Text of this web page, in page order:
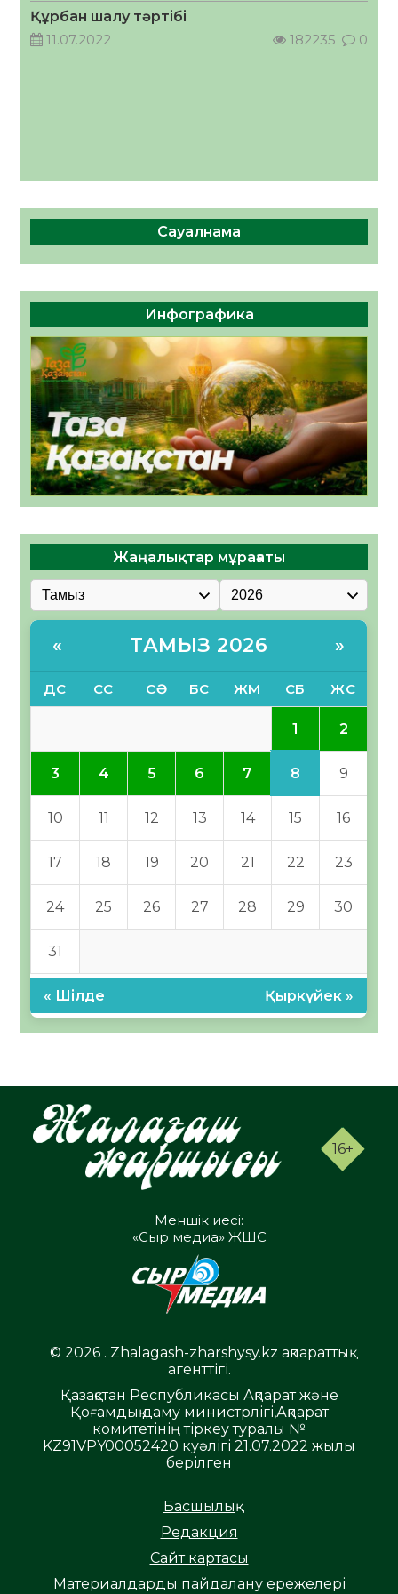
05.08.2026
42 0
Құрбан шалу тәртібі
11.07.2022
182235 0
Сауалнама
Инфографика
Жаңалықтар мұрағаты
« ТАМЫЗ 2026 »
ДС СС СӘ БС ЖМ СБ ЖС
1 2
3 4 5 6 7 8 9
10 11 12 13 14 15 16
17 18 19 20 21 22 23
24 25 26 27 28 29 30
31
« Шілде Қыркүйек »
16+
Меншік иесі:
«Сыр медиа» ЖШС
© 2026 . Zhalagash-zharshysy.kz ақпараттық
агенттігі.
Қазақстан Республикасы Ақпарат және
Қоғамдық даму министрлігі,Ақпарат
комитетінің тіркеу туралы №
KZ91VPY00052420 куәлігі 21.07.2022 жылы
берілген
Басшылық
Редакция
Сайт картасы
Материалдарды пайдалану ережелері